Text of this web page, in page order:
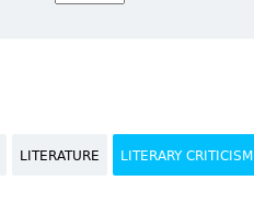
LITERATURE LITERARY CRITICISM